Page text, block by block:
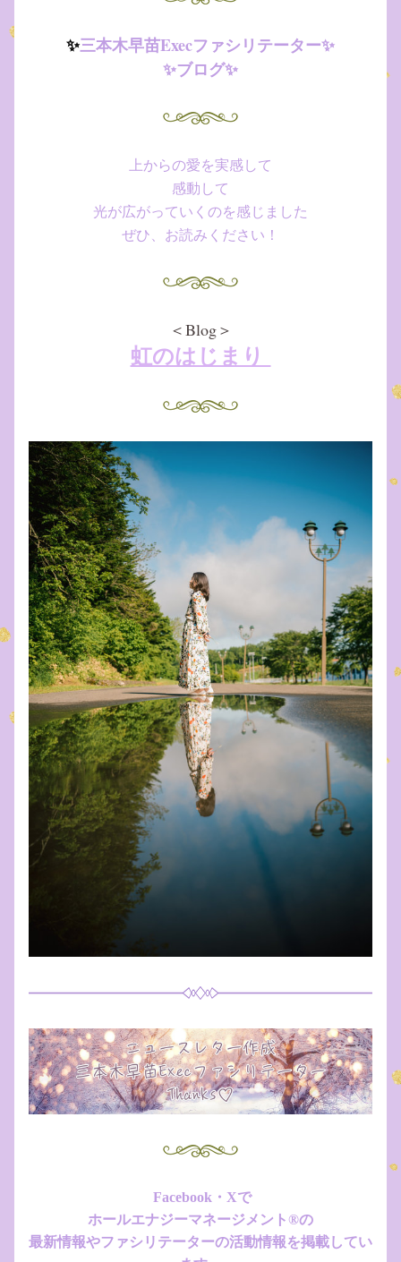
✨三本木早苗Execファシリテーター✨
✨ブログ✨
上からの愛を実感して
感動して
光が広がっていくのを感じました
ぜひ、お読みください！
＜Blog＞
虹のはじまり
Facebook・Xで
ホールエナジーマネージメント®︎の
最新情報やファシリテーターの活動情報を掲載してい